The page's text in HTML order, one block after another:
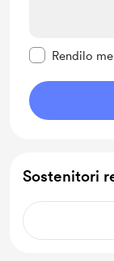
Rendilo
Sostenitori